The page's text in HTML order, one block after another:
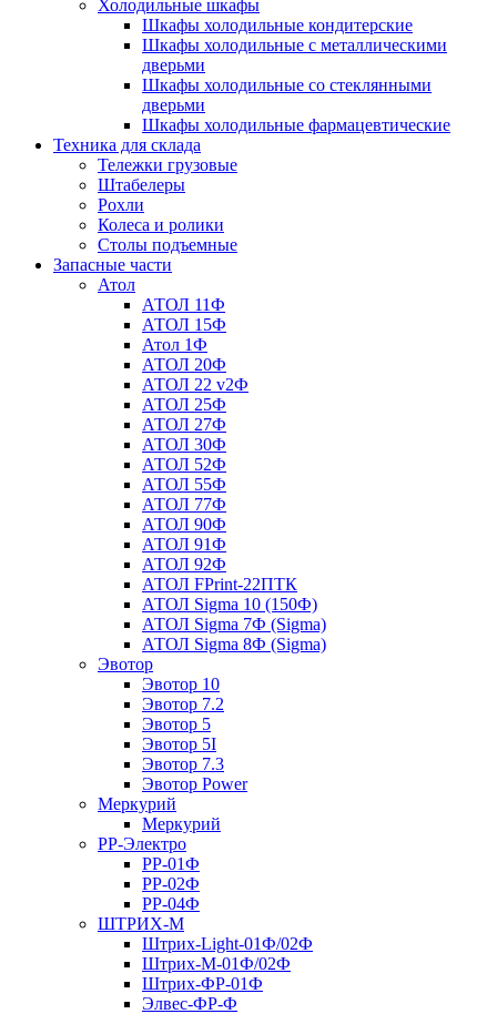
Холодильные шкафы
Шкафы холодильные кондитерские
Шкафы холодильные с металлическими
дверьми
Шкафы холодильные со стеклянными
дверьми
Шкафы холодильные фармацевтические
Техника для склада
Тележки грузовые
Штабелеры
Рохли
Колеса и ролики
Столы подъемные
Запасные части
Атол
АТОЛ 11Ф
АТОЛ 15Ф
Атол 1Ф
АТОЛ 20Ф
АТОЛ 22 v2Ф
АТОЛ 25Ф
АТОЛ 27Ф
АТОЛ 30Ф
АТОЛ 52Ф
АТОЛ 55Ф
АТОЛ 77Ф
АТОЛ 90Ф
АТОЛ 91Ф
АТОЛ 92Ф
АТОЛ FPrint-22ПТК
АТОЛ Sigma 10 (150Ф)
АТОЛ Sigma 7Ф (Sigma)
АТОЛ Sigma 8Ф (Sigma)
Эвотор
Эвотор 10
Эвотор 7.2
Эвотор 5
Эвотор 5I
Эвотор 7.3
Эвотор Power
Меркурий
Меркурий
РР-Электро
РР-01Ф
РР-02Ф
РР-04Ф
ШТРИХ-М
Штрих-Light-01Ф/02Ф
Штрих-М-01Ф/02Ф
Штрих-ФР-01Ф
Элвес-ФР-Ф